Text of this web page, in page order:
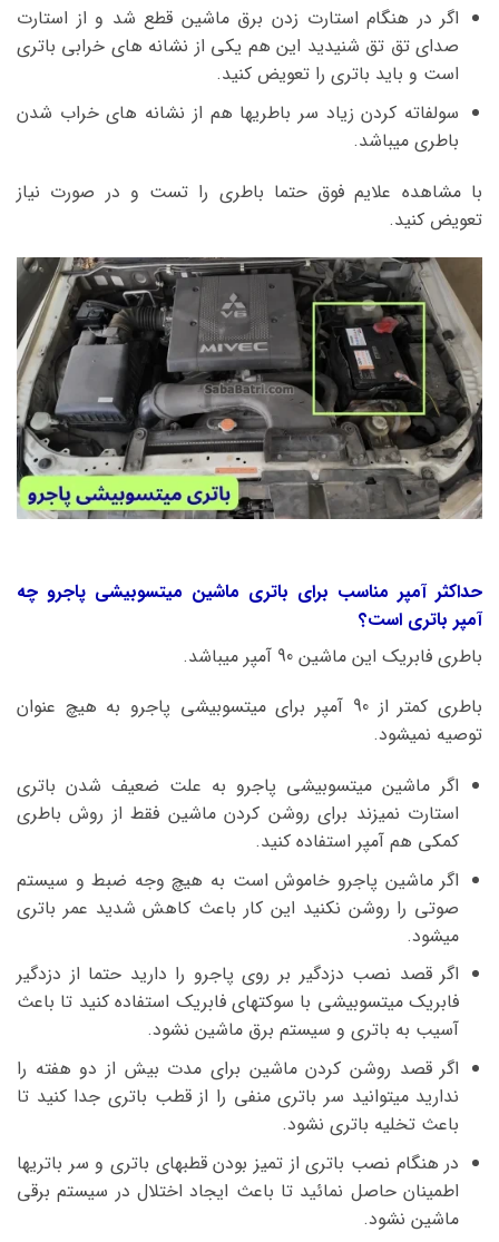
اگر در هنگام استارت زدن برق ماشین قطع شد و از استارت
صدای تق تق شنیدید این هم یکی از نشانه های خرابی باتری
است و باید باتری را تعویض کنید.
سولفاته کردن زیاد سر باطریها هم از نشانه های خراب شدن
باطری میباشد.
با مشاهده علایم فوق حتما باطری را تست و در صورت نیاز
تعویض کنید.
حداکثر آمپر مناسب برای باتری ماشین میتسوبیشی پاجرو چه
آمپر باتری است؟
باطری فابریک این ماشین 90 آمپر میباشد.
باطری کمتر از 90 آمپر برای میتسوبیشی پاجرو به هیچ عنوان
توصیه نمیشود.
اگر ماشین میتسوبیشی پاجرو به علت ضعیف شدن باتری
استارت نمیزند برای روشن کردن ماشین فقط از روش باطری
کمکی هم آمپر استفاده کنید.
اگر ماشین پاجرو خاموش است به هیچ وجه ضبط و سیستم
صوتی را روشن نکنید این کار باعث کاهش شدید عمر باتری
میشود.
اگر قصد نصب دزدگیر بر روی پاجرو را دارید حتما از دزدگیر
فابریک میتسوبیشی با سوکتهای فابریک استفاده کنید تا باعث
آسیب به باتری و سیستم برق ماشین نشود.
اگر قصد روشن کردن ماشین برای مدت بیش از دو هفته را
ندارید میتوانید سر باتری منفی را از قطب باتری جدا کنید تا
باعث تخلیه باتری نشود.
در هنگام نصب باتری از تمیز بودن قطبهای باتری و سر باتریها
اطمینان حاصل نمائید تا باعث ایجاد اختلال در سیستم برقی
ماشین نشود.